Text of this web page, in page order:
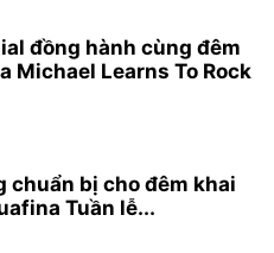
đồng hành cùng đêm
Michael Learns To Rock
chuẩn bị cho đêm khai
Tuần lễ...